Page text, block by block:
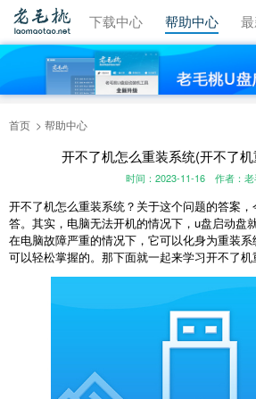
视频教程 下载中心 帮助中心
首页 帮助中心
开不了机怎么重装系统(开不了
时间：2023-11-16 作者：
开不了机怎么重装系统？关于这个问题的答案
答。其实，电脑无法开机的情况下， u盘启动盘
在电脑故障严重的情况下，它可以化身为重装
可以轻松掌握的。那下面就一起来学习开不了机